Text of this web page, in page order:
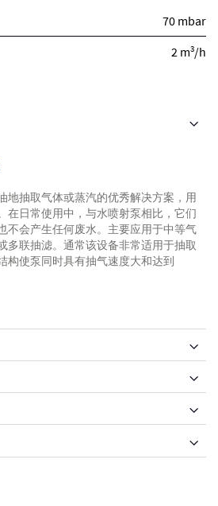
70 mbar
2 m3/h
地抽取气体或蒸汽的优秀解决方案，用
在日常使用中，与水喷射泵相比，它们
不会产生任何废水。主要应用于中等气
多联抽滤。通常该设备非常适用于抽取
构使泵同时具有抽气速度大和达到